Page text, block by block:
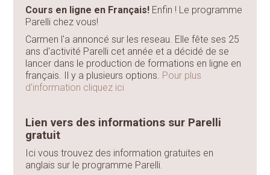
Cours en ligne en Français! Enfin ! Le programme
Parelli chez vous!
Carmen l'a annoncé sur les reseau. Elle fête ses 25
ans d'activité Parelli cet année et a décidé de se
lancer dans le production de formations en ligne en
français. Il y a plusieurs options. Pour plus
d'information cliquez ici
Lien vers des informations sur Parelli
gratuit
Ici vous trouvez des information gratuites en
anglais sur le programme Parelli.